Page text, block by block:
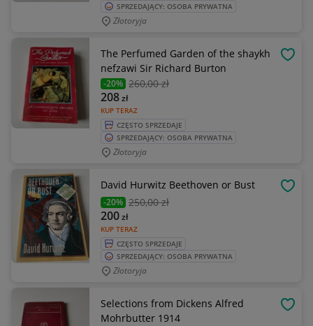
SPRZEDAJĄCY: OSOBA PRYWATNA
Złotoryja
The Perfumed Garden of the shaykh
nefzawi Sir Richard Burton
-20% 260,00 zł
KUP TERAZ
208zł
CZĘSTO SPRZEDAJE
SPRZEDAJĄCY: OSOBA PRYWATNA
Złotoryja
David Hurwitz Beethoven or Bust
-20% 250,00 zł
KUP TERAZ
200zł
CZĘSTO SPRZEDAJE
SPRZEDAJĄCY: OSOBA PRYWATNA
Złotoryja
Selections from Dickens Alfred
Mohrbutter 1914